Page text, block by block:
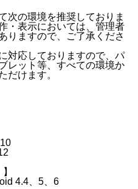
次の環境を推奨しておりま
・表示においては、管理者
りますので、ご了承くださ
対応しておりますので、パ
レット等、すべての環境か
だけます。
4.4、5、6